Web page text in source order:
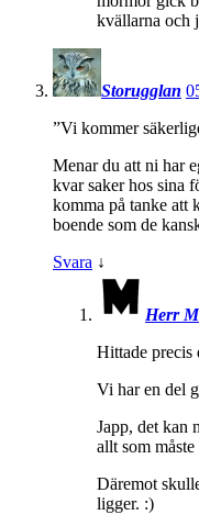
kvällarna och
Storugglan
”Vi kommer
Menar du att ni har
kvar saker hos sina
komma på tanke att
boende som de
Svara ↓
Herr
Hittade precis
Vi har en del
Japp, det kan
allt som måste
Däremot
ligger. :)